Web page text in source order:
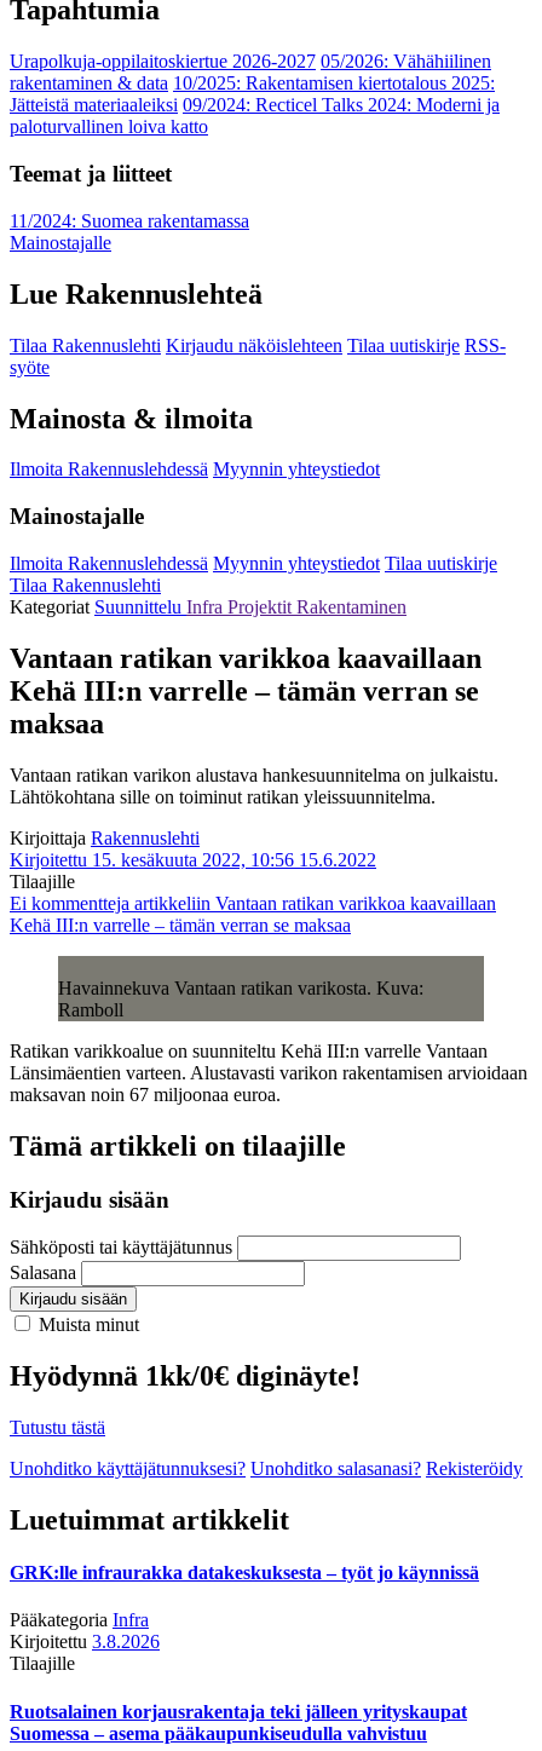
Tapahtumia
Urapolkuja-oppilaitoskiertue 2026-2027 05/2026: Vähähiilinen
rakentaminen & data 10/2025: Rakentamisen kiertotalous 2025:
Jätteistä materiaaleiksi 09/2024: Recticel Talks 2024: Moderni ja
paloturvallinen loiva katto
Teemat ja liitteet
11/2024: Suomea rakentamassa
Mainostajalle
Lue Rakennuslehteä
Tilaa Rakennuslehti Kirjaudu näköislehteen Tilaa uutiskirje RSS-
syöte
Mainosta & ilmoita
Ilmoita Rakennuslehdessä Myynnin yhteystiedot
Mainostajalle
Ilmoita Rakennuslehdessä Myynnin yhteystiedot Tilaa uutiskirje
Tilaa Rakennuslehti
Kategoriat Suunnittelu Infra Projektit Rakentaminen
Vantaan ratikan varikkoa kaavaillaan
Kehä III:n varrelle – tämän verran se
maksaa
Vantaan ratikan varikon alustava hankesuunnitelma on julkaistu.
Lähtökohtana sille on toiminut ratikan yleissuunnitelma.
Kirjoittaja Rakennuslehti
Kirjoitettu 15. kesäkuuta 2022, 10:56 15.6.2022
Tilaajille
Ei kommentteja artikkeliin Vantaan ratikan varikkoa kaavaillaan
Kehä III:n varrelle – tämän verran se maksaa
Havainnekuva Vantaan ratikan varikosta. Kuva:
Ramboll
Ratikan varikkoalue on suunniteltu Kehä III:n varrelle Vantaan
Länsimäentien varteen. Alustavasti varikon rakentamisen arvioidaan
maksavan noin 67 miljoonaa euroa.
Tämä artikkeli on tilaajille
Kirjaudu sisään
Sähköposti tai käyttäjätunnus
Salasana
Kirjaudu sisään
Muista minut
Hyödynnä 1kk/0€ diginäyte!
Tutustu tästä
Unohditko käyttäjätunnuksesi? Unohditko salasanasi? Rekisteröidy
Luetuimmat artikkelit
GRK:lle infraurakka datakeskuksesta – työt jo käynnissä
Pääkategoria Infra
Kirjoitettu 3.8.2026
Tilaajille
Ruotsalainen korjausrakentaja teki jälleen yrityskaupat
Suomessa – asema pääkaupunkiseudulla vahvistuu